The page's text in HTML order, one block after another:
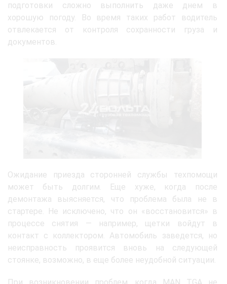
подготовки сложно выполнить даже днем в
хорошую погоду. Во время таких работ водитель
отвлекается от контроля сохранности груза и
документов.
Ожидание приезда сторонней службы техпомощи
может быть долгим. Еще хуже, когда после
демонтажа выясняется, что проблема была не в
стартере. Не исключено, что он «восстановится» в
процессе снятия — например, щетки войдут в
контакт с коллектором. Автомобиль заведется, но
неисправность проявится вновь на следующей
стоянке, возможно, в еще более неудобной ситуации.